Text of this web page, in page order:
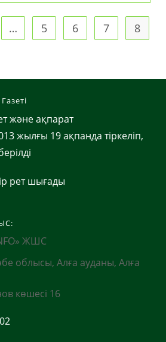
page
… 5 6 7 8
және ақпарат
жылғы 19 ақпанда тіркеліп,
рет шығады
ЖШС
облысы, Алға ауданы, Алға
көшесі 16